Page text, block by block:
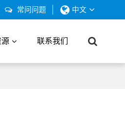
常问问题 中文
联系我们